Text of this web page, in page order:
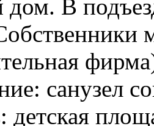
дом. В
санузел
детская